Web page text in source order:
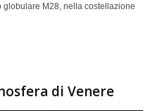
M28, nella costellazione
di Venere